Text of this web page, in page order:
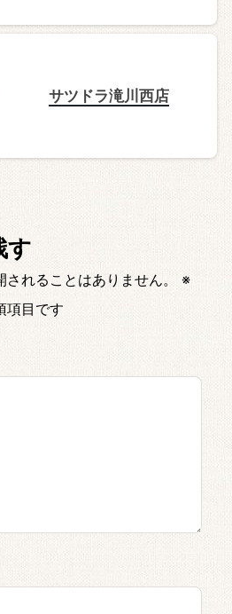
サツドラ滝川西店
す
れることはありません。
※
項目です